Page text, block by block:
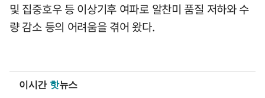
및 집중호우 등 이상기후 여파로 알찬미 품질 저하와 수
량 감소 등의 어려움을 겪어 왔다.
이시간 핫뉴스